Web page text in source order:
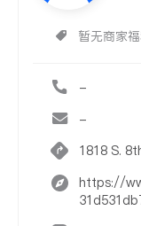
暂无商家
-
-
1818 S.
https://